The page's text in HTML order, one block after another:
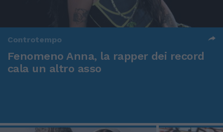
Controtempo
Fenomeno Anna, la rapper dei record
cala un altro asso